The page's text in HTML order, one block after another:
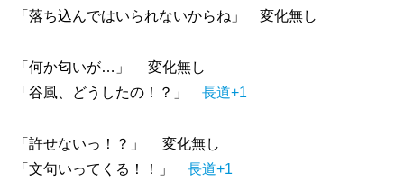
「落ち込んではいられないからね」 変化無し
「何か匂いが…」 変化無し
「谷風、どうしたの！？」 長道+1
「許せないっ！？」 変化無し
「文句いってくる！！」 長道+1